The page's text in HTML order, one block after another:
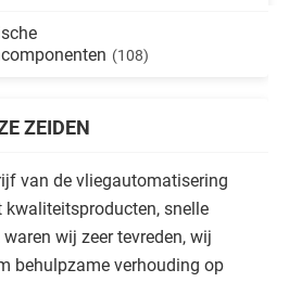
(108)
ZEIDEN
van de vliegautomatisering
kwaliteitsproducten, snelle
waren wij zeer tevreden, wij
behulpzame verhouding op